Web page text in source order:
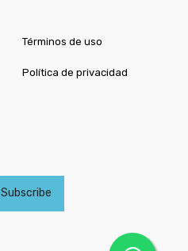
Términos de uso
Política de privacidad
Subscribe